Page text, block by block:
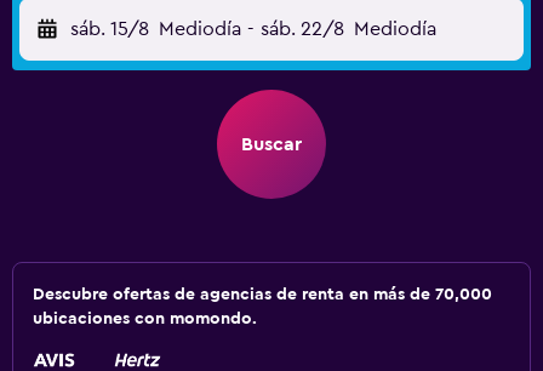
sáb. 15/8 Mediodía - sáb. 22/8 Mediodía
Buscar
Descubre ofertas de agencias de renta en más de 70,000
ubicaciones con momondo.